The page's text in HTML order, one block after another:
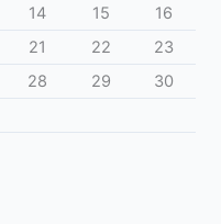
14 15
16
21 22
23
28 29
30